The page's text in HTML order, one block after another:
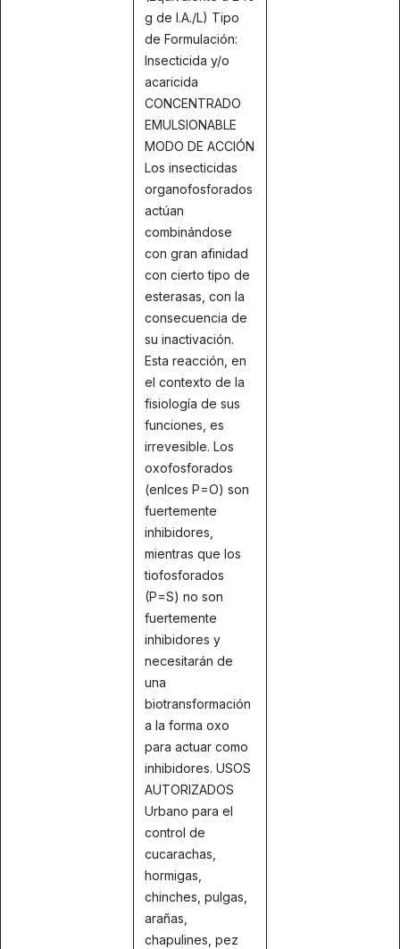
g de I.A./L) Tipo
de Formulación:
Insecticida y/o
acaricida
CONCENTRADO
EMULSIONABLE
MODO DE ACCIÓN
Los insecticidas
organofosforados
actúan
combinándose
con gran afinidad
con cierto tipo de
esterasas, con la
consecuencia de
su inactivación.
Esta reacción, en
el contexto de la
fisiología de sus
funciones, es
irrevesible. Los
oxofosforados
(enlces P=O) son
fuertemente
inhibidores,
mientras que los
tiofosforados
(P=S) no son
fuertemente
inhibidores y
necesitarán de
una
biotransformación
a la forma oxo
para actuar como
inhibidores. USOS
AUTORIZADOS
Urbano para el
control de
cucarachas,
hormigas,
chinches, pulgas,
arañas,
chapulines, pez